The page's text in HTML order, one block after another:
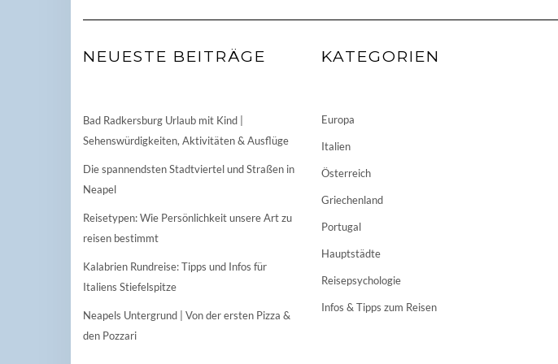
NEUESTE BEITRÄGE
Bad Radkersburg Urlaub mit Kind |
Sehenswürdigkeiten, Aktivitäten & Ausflüge
Die spannendsten Stadtviertel und Straßen in
Neapel
Reisetypen: Wie Persönlichkeit unsere Art zu
reisen bestimmt
Kalabrien Rundreise: Tipps und Infos für
Italiens Stiefelspitze
Neapels Untergrund | Von der ersten Pizza &
den Pozzari
KATEGORIEN
Europa
Italien
Österreich
Griechenland
Portugal
Hauptstädte
Reisepsychologie
Infos & Tipps zum Reisen